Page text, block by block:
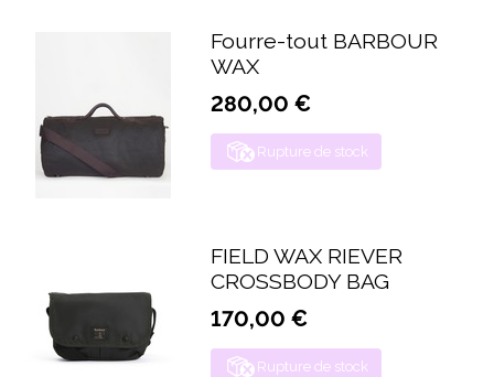
Fourre-tout BARBOUR
WAX
280,00 €
Rupture de stock
FIELD WAX RIEVER
CROSSBODY BAG
170,00 €
Rupture de stock